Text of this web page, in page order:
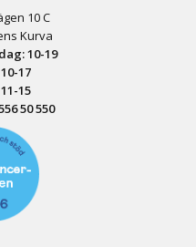
10 C
Kurva
10-19
17
15
50 550